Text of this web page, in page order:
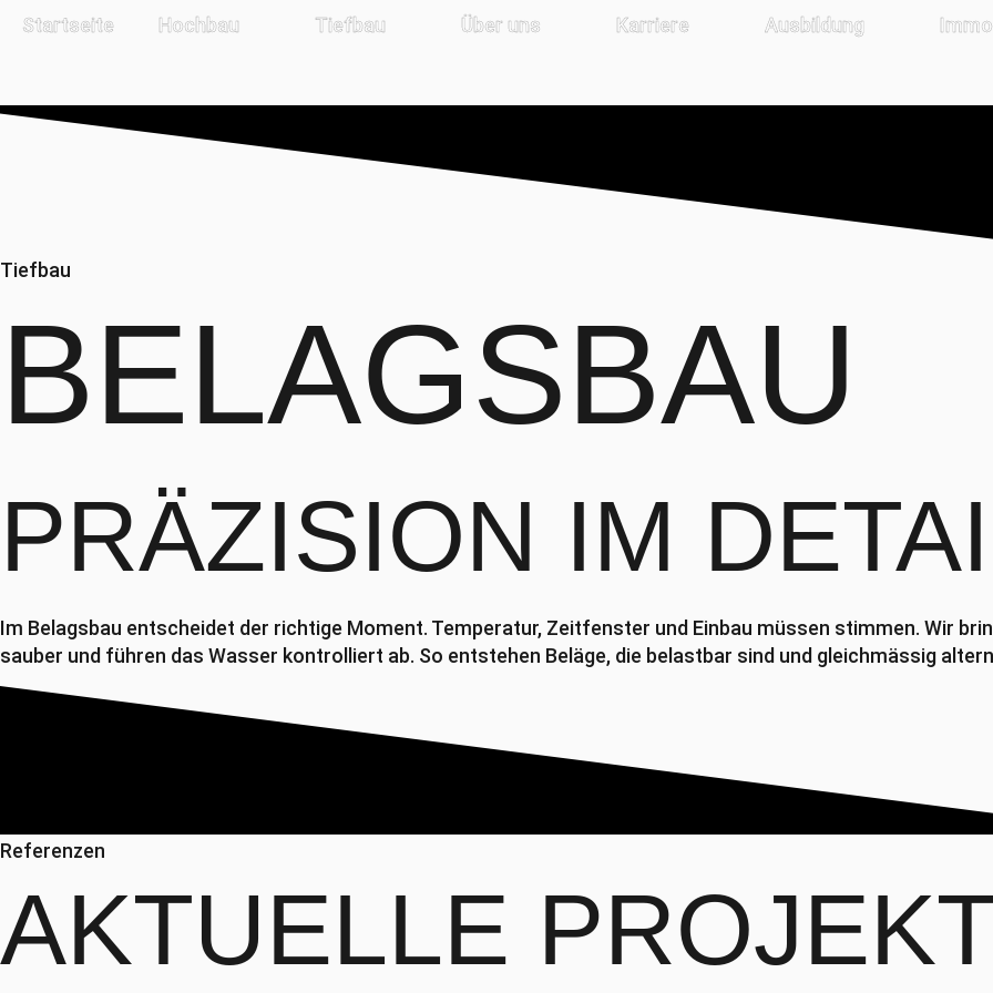
Startseite Hochbau Tiefbau Über uns Karriere Ausbildung
Tiefbau
BELAGSBAU
PRÄZISION IM
Im Belagsbau entscheidet der richtige Moment. Temperatur, Zeitfenster und Einbau müssen stimmen. Wir
sauber und führen das Wasser kontrolliert ab. So entstehen Beläge, die belastbar sind und gleichmässig
Referenzen
AKTUELLE